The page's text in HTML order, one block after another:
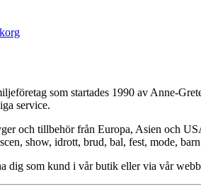
som startades 1990 av Anne-
service.
och tillbehör från Europa, Asien och
show, idrott, brud, bal, fest, mode,
dig som kund i vår butik eller via vår